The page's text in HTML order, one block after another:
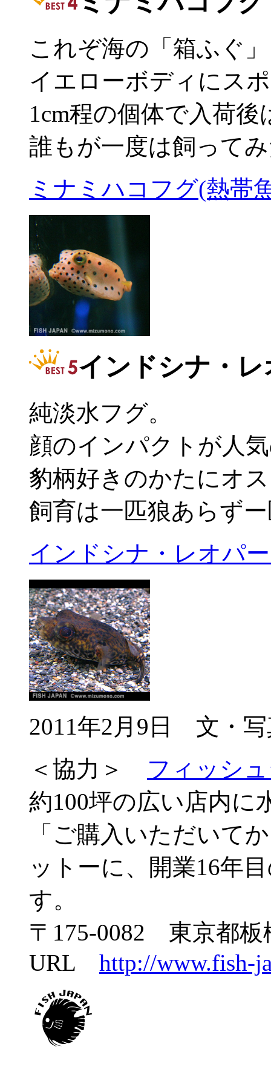
これぞ海の「箱ふぐ
イエローボディにス
1cm程の個体で入荷後
誰もが一度は飼って
ミナミハコフグ(熱帯
インドシナ・
純淡水フグ。
顔のインパクトが人
豹柄好きのかたにオ
飼育は一匹狼あらず
インドシナ・レオパ
2011年2月9日 文・
＜協力＞ フィッシ
約100坪の広い店内に
「ご購入いただいて
ットーに、開業16年
す。
〒175-0082 東京都板
URL http://www.fish-